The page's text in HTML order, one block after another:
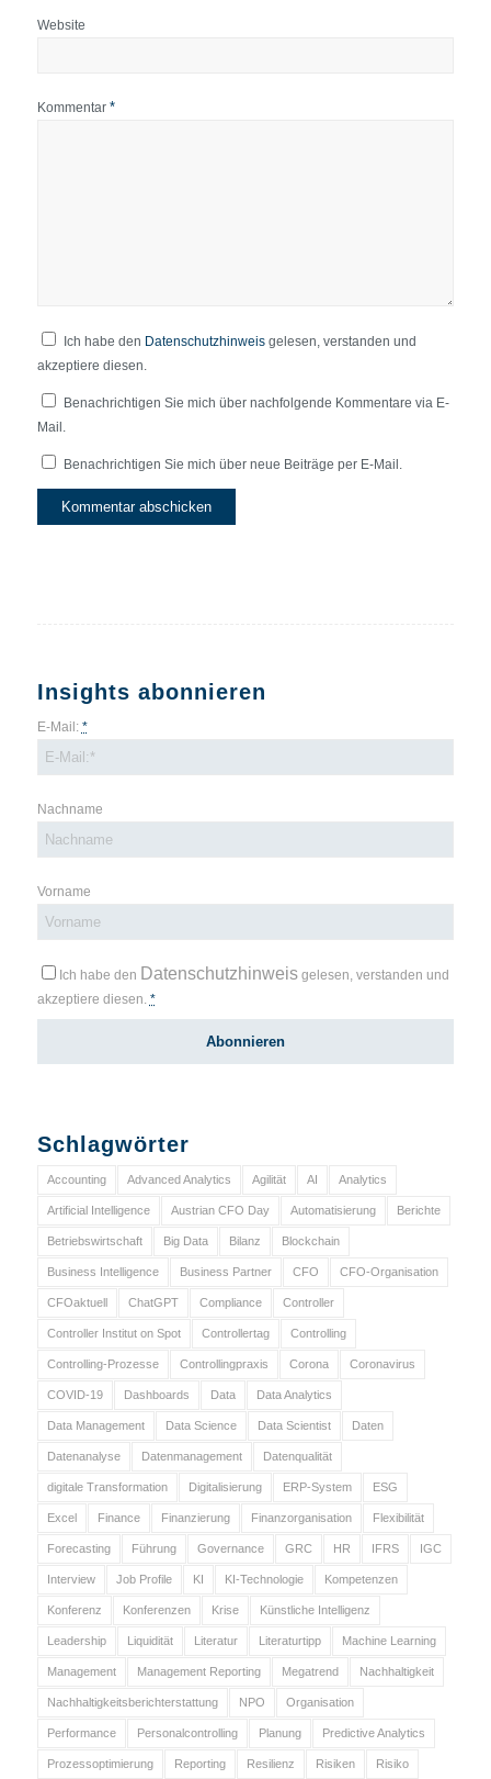
Website
Kommentar *
Ich habe den Datenschutzhinweisgelesen, verstanden und
akzeptiere diesen.
Benachrichtigen Sie mich über nachfolgende Kommentare via E-
Mail.
Benachrichtigen Sie mich über neue Beiträge per E-Mail.
Insights abonnieren
E-Mail: *
Nachname
Vorname
Ich habe den Datenschutzhinweisgelesen, verstanden und
akzeptiere diesen. *
Schlagwörter
Accounting Advanced Analytics Agilität AI Analytics
Artificial Intelligence Austrian CFO Day Automatisierung Berichte
Betriebswirtschaft Big Data Bilanz Blockchain
Business Intelligence Business Partner CFO CFO-Organisation
CFOaktuell ChatGPT Compliance Controller
Controller Institut on Spot Controllertag Controlling
Controlling-Prozesse Controllingpraxis Corona Coronavirus
COVID-19 Dashboards Data Data Analytics
Data Management Data Science Data Scientist Daten
Datenanalyse Datenmanagement Datenqualität
digitale Transformation Digitalisierung ERP-System ESG
Excel Finance Finanzierung Finanzorganisation Flexibilität
Forecasting Führung Governance GRC HR IFRS IGC
Interview Job Profile KI KI-Technologie Kompetenzen
Konferenz Konferenzen Krise Künstliche Intelligenz
Leadership Liquidität Literatur Literaturtipp Machine Learning
Management Management Reporting Megatrend Nachhaltigkeit
Nachhaltigkeitsberichterstattung NPO Organisation
Performance Personalcontrolling Planung Predictive Analytics
Prozessoptimierung Reporting Resilienz Risiken Risiko